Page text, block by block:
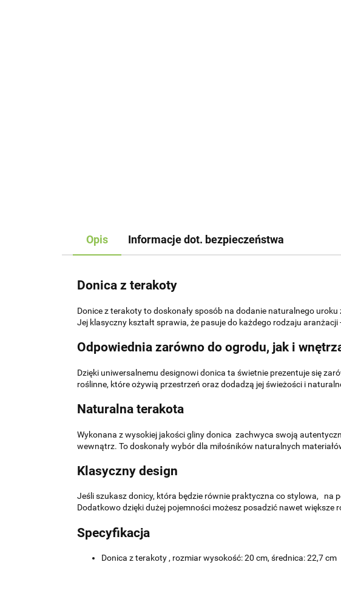
Opis Informacje dot. bezpieczeństwa
Donica z terakoty
Donice z terakoty to doskonały sposób na dodanie naturalnego
Jej klasyczny kształt sprawia, że pasuje do każdego rodzaju
Odpowiednia zarówno do ogrodu, jak i
Dzięki uniwersalnemu designowi donica ta świetnie prezentuje się
roślinne, które ożywią przestrzeń oraz dodadzą jej świeżości i
Naturalna terakota
Wykonana z wysokiej jakości gliny donica zachwyca swoją
wewnątrz. To doskonały wybór dla miłośników naturalnych
Klasyczny design
Jeśli szukasz donicy, która będzie równie praktyczna co stylowa, na
Dodatkowo dzięki dużej pojemności możesz posadzić nawet większe
Specyfikacja
Donica z terakoty , rozmiar wysokość: 20 cm, średnica: 22,7 cm